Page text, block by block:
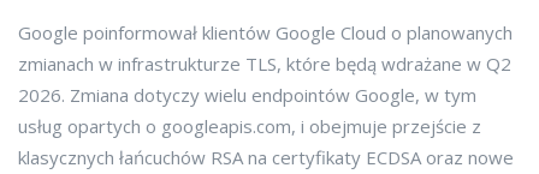
Google poinformował klientów Google Cloud o planowanych
zmianach w infrastrukturze TLS, które będą wdrażane w Q2
2026. Zmiana dotyczy wielu endpointów Google, w tym
usług opartych o googleapis.com, i obejmuje przejście z
klasycznych łańcuchów RSA na certyfikaty ECDSA oraz nowe